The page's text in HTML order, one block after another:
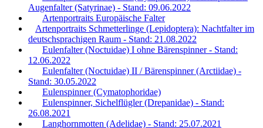
Augenfalter (Satyrinae) - Stand: 09.06.2022
Artenportraits Europäische Falter
Artenportraits Schmetterlinge (Lepidoptera): Nachtfalter im
deutschsprachigen Raum - Stand: 21.08.2022
Eulenfalter (Noctuidae) I ohne Bärenspinner - Stand:
12.06.2022
Eulenfalter (Noctuidae) II / Bärenspinner (Arctiidae) -
Stand: 30.05.2022
Eulenspinner (Cymatophoridae)
Eulenspinner, Sichelflügler (Drepanidae) - Stand:
26.08.2021
Langhornmotten (Adelidae) - Stand: 25.07.2021